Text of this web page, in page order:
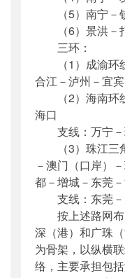
（5）南宁－
（6）景洪－
三环：
（1）成渝环线
合江－泸州－宜
（2）海南环线
海口
支线：万宁－
（3）珠江三角
－澳门（口岸）
都－增城－东莞
支线：东莞－
按上述路网布
深（港）和广珠
为骨架，以纵横
络，主要承担包